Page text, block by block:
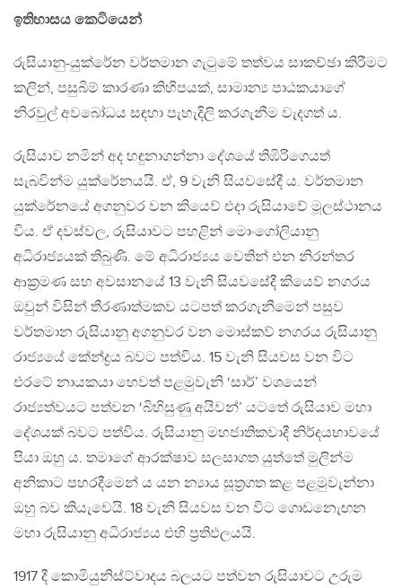
ඉතිහාසය කෙටියෙන්
රුසියානු-යුක්රේන වර්තමාන ගැටුමේ තත්වය සාකච්ඡා කිරීමට
කලින්, පසුබිම් කාරණා කිහිපයක්, සාමාන්‍ය පාඨකයාගේ
නිරවුල් අවබෝධය සඳහා පැහැදිලි කරගැනීම වැදගත් ය.
රුසියාව නමින් අද හඳුනාගන්නා දේශයේ තිඹිරිගෙයත්
සැබවින්ම යුක්රේනයයි. ඒ, 9 වැනි සියවසේදී ය. වර්තමාන
යුක්රේනයේ අගනුවර වන කියෙව් එදා රුසියාවේ මූලස්ථානය
විය. ඒ දවස්වල, රුසියාවට පහළින් මොංගෝලියානු
අධිරාජ්‍යයක් තිබුණි. මේ අධිරාජ්‍යය වෙතින් එන නිරන්තර
ආක්‍රමණ සහ අවසානයේ 13 වැනි සියවසේදී කියෙව් නගරය
ඔවුන් විසින් තීරණාත්මකව යටපත් කරගැනීමෙන් පසුව
වර්තමාන රුසියානු අගනුවර වන මොස්කව් නගරය රුසියානු
රාජ්‍යයේ කේන්ද්‍රය බවට පත්විය. 15 වැනි සියවස වන විට
එරටේ නායකයා හෙවත් පළමුවැනි ‘සාර්’ වශයෙන්
රාජ්‍යත්වයට පත්වන ‘බිහිසුණු අයිවන්’ යටතේ රුසියාව මහා
දේශයක් බවට පත්විය. රුසියානු මහජාතිකවාදී නිර්දයභාවයේ
පියා ඔහු ය. තමාගේ ආරක්ෂාව සලසාගත යුත්තේ මුලින්ම
අනිකාට පහරදීමෙන් ය යන න්‍යාය සූත්‍රගත කළ පළමුවැන්නා
ඔහු බව කියැවෙයි. 18 වැනි සියවස වන විට ගොඩනැෙඟන
මහා රුසියානු අධිරාජ්‍යය එහි ප්‍රතිඵලයයි.
1917 දී කොමියුනිස්ට්වාදය බලයට පත්වන රුසියාවට උරුම